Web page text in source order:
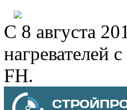
С 8 августа
нагревателей
FH.